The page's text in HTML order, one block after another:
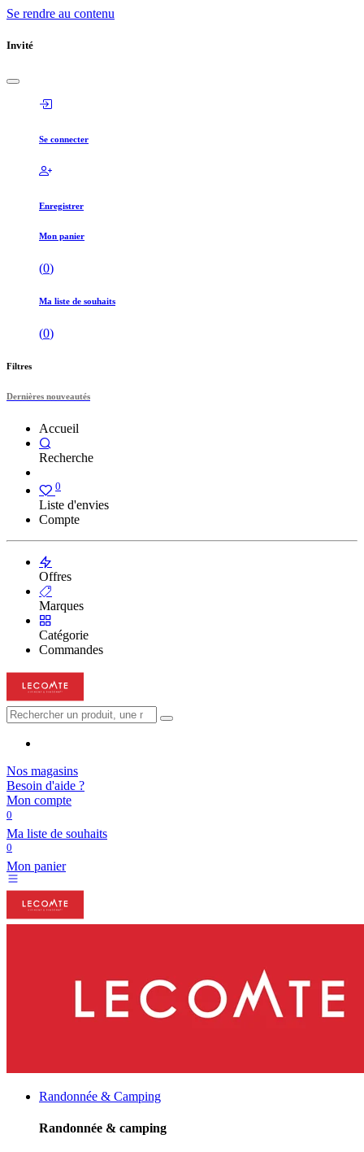
Se rendre au contenu
Invité
Se connecter
Enregistrer
Mon panier
(0)
Ma liste de souhaits
(0)
Filtres
Dernières nouveautés
Accueil
Recherche
0
Liste d'envies
Compte
Offres
Marques
Catégorie
Commandes
Nos magasins
Besoin d'aide ?
Mon compte
0
Ma liste de souhaits
0
Mon panier
Randonnée & Camping
Randonnée & camping